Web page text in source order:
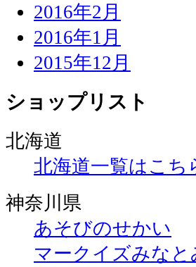
2016年2月
2016年1月
2015年12月
ショップリスト
北海道
北海道一覧はこち
神奈川県
あそびのせかい
マークイズみなと